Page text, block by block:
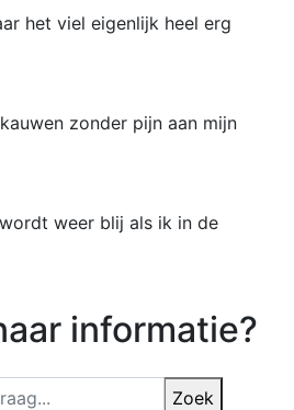
het viel eigenlijk heel erg
zonder pijn aan mijn
weer blij als ik in de
informatie?
Zoek